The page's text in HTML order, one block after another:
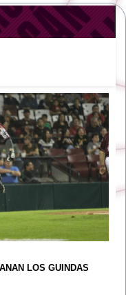
LOS GUINDAS